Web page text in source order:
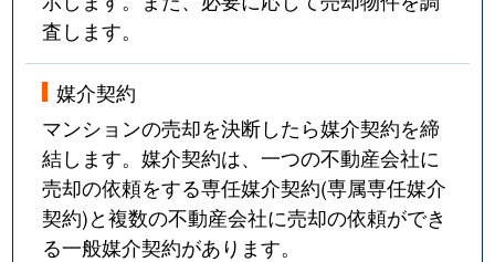
査します。
媒介契約
マンションの売却を決断したら媒介契約を締
結します。媒介契約は、一つの不動産会社に
売却の依頼をする専任媒介契約(専属専任媒介
契約)と複数の不動産会社に売却の依頼ができ
る一般媒介契約があります。